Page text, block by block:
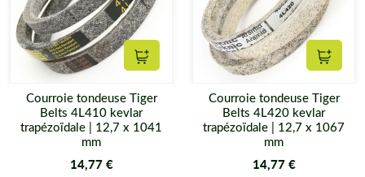
Ajouter au panier
Courroie tondeuse Tiger
Belts 4L410 kevlar
trapézoïdale | 12,7 x 1041
mm
14,77 €
Courroie tondeuse Tiger
Belts 4L420 kevlar
trapézoïdale | 12,7 x 1067
mm
14,77 €